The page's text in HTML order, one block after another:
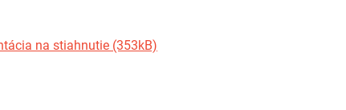
na stiahnutie (353kB)